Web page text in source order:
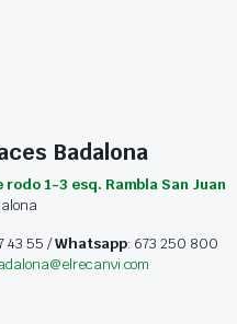
Badalona
rodo 1-3 esq. Rambla San Juan
43 55 /Whatsapp: 673 250 800